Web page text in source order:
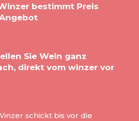
bestimmt Preis
Sie Wein ganz
direkt vom winzer vor
schickt bis vor die